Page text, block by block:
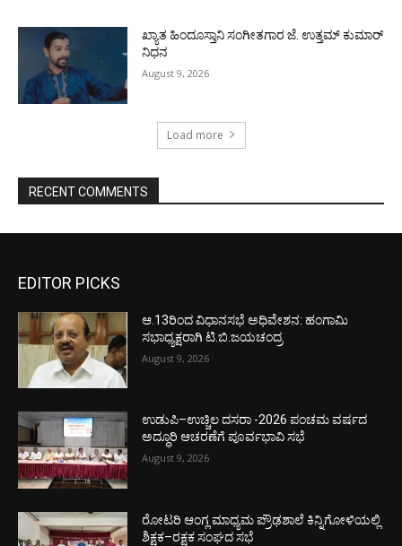
ಖ್ಯಾತ ಹಿಂದೂಸ್ತಾನಿ ಸಂಗೀತಗಾರ ಜೆ. ಉತ್ತಮ್ ಕುಮಾರ್
ನಿಧನ
August 9, 2026
Load more
RECENT COMMENTS
EDITOR PICKS
ಆ.13ರಿಂದ ವಿಧಾನಸಭೆ ಅಧಿವೇಶನ: ಹಂಗಾಮಿ
ಸಭಾಧ್ಯಕ್ಷರಾಗಿ ಟಿ.ಬಿ.ಜಯಚಂದ್ರ
August 9, 2026
ಉಡುಪಿ–ಉಚ್ಚಿಲ ದಸರಾ -2026 ಪಂಚಮ ವರ್ಷದ
ಅದ್ಧೂರಿ ಆಚರಣೆಗೆ ಪೂರ್ವಭಾವಿ ಸಭೆ
August 9, 2026
ರೋಟರಿ ಆಂಗ್ಲ ಮಾಧ್ಯಮ ಪ್ರೌಢಶಾಲೆ ಕಿನ್ನಿಗೋಳಿಯಲ್ಲಿ
ಶಿಕ್ಷಕ–ರಕ್ಷಕ ಸಂಘದ ಸಭೆ